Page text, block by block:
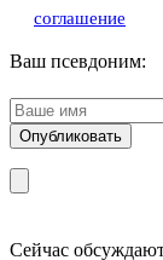
соглашение
Ваш псевдоним:
Сейчас